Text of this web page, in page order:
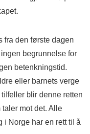
fra den første dagen
begrunnelse for
betenkningstid.
eller barnets verge
blir denne retten
mot det. Alle
i Norge har en rett til å